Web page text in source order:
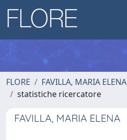
FLORE
FAVILLA, MARIA ELENA
statistiche ricercatore
FAVILLA, MARIA ELENA